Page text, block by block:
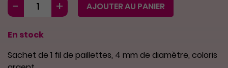
AJOUTER AU PANIER
En stock
Sachet de 1 fil de paillettes, 4 mm de diamètre, coloris